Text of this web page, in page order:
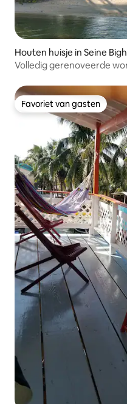
Houten huisje in Seine
Volledig gerenoveerde
Favoriet van gasten
Favoriet van gasten